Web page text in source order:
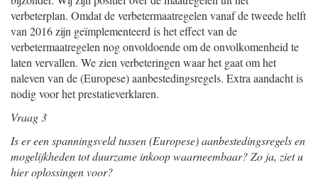
verbeterplan. Omdat de verbetermaatregelen vanaf de tweede helft
van 2016 zijn geïmplementeerd is het effect van de
verbetermaatregelen nog onvoldoende om de onvolkomenheid te
laten vervallen. We zien verbeteringen waar het gaat om het
naleven van de (Europese) aanbestedingsregels. Extra aandacht is
nodig voor het prestatieverklaren.
Vraag 3
Is er een spanningsveld tussen (Europese) aanbestedingsregels en
mogelijkheden tot duurzame inkoop waarneembaar? Zo ja, ziet u
hier oplossingen voor?